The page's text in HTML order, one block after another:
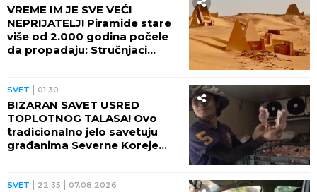
VREME IM JE SVE VEĆI
NEPRIJATELJ! Piramide stare
više od 2.000 godina počele
da propadaju: Stručnjaci
SVET 01:30
BIZARAN SAVET USRED
TOPLOTNOG TALASA! Ovo
tradicionalno jelo savetuju
građanima Severne Koreje
SVET 22:35 07.08.2026